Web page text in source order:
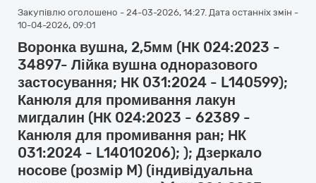
Закупівлю оголошено - 24-03-2026, 14:27. Дата останніх змін -
10-04-2026, 09:01
Воронка вушна, 2,5мм (НК 024:2023 -
34897- Лійка вушна одноразового
застосування; НК 031:2024 - L140599);
Канюля для промивання лакун
мигдалин (НК 024:2023 - 62389 -
Канюля для промивання ран; НК
031:2024 - L14010206); ); Дзеркало
носове (розмір M) (індивідуальна